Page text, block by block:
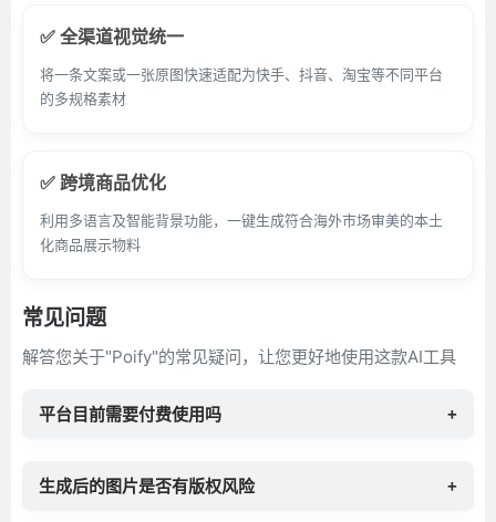
✅ 全渠道视觉统一
将一条文案或一张原图快速适配为快手、抖音、淘宝等不同平台
的多规格素材
✅ 跨境商品优化
利用多语言及智能背景功能，一键生成符合海外市场审美的本土
化商品展示物料
常见问题
解答您关于"Poify"的常见疑问，让您更好地使用这款AI工具
平台目前需要付费使用吗 +
生成后的图片是否有版权风险 +